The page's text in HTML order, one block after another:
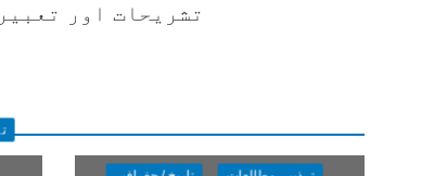
تشریحات اور